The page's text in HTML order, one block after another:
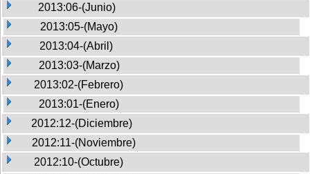
2013:06-(Junio)
2013:05-(Mayo)
2013:04-(Abril)
2013:03-(Marzo)
2013:02-(Febrero)
2013:01-(Enero)
2012:12-(Diciembre)
2012:11-(Noviembre)
2012:10-(Octubre)